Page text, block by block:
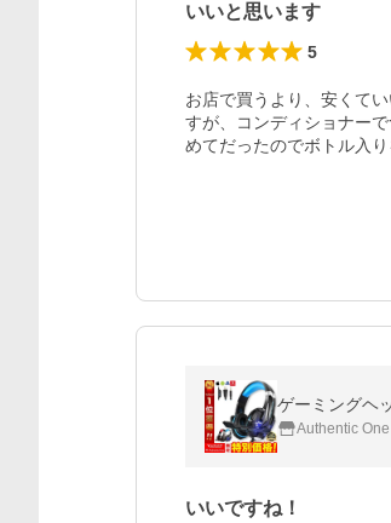
いいと思います
5
お店で買うより、安くて
すが、コンディショナー
めてだったのでボトル入
ゲーミングヘ
Authentic One
いいですね！